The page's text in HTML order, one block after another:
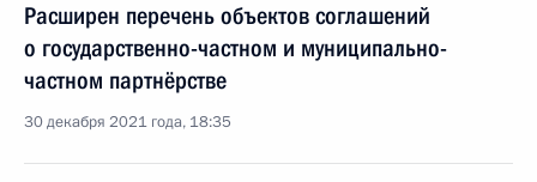
Расширен перечень объектов соглашений
о государственно-частном и муниципально-
частном партнёрстве
30 декабря 2021 года, 18:35